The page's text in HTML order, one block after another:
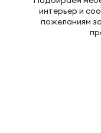
интерьер и
пожеланиям